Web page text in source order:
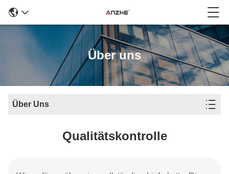
Über uns
Über Uns
Qualitätskontrolle